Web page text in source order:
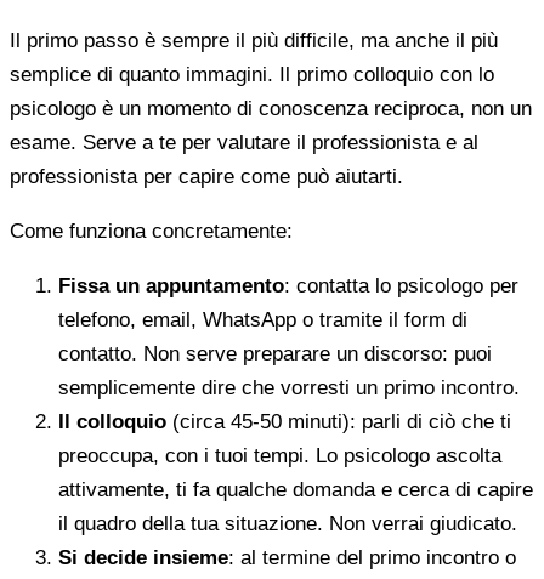
Il primo passo è sempre il più difficile, ma anche il più
semplice di quanto immagini. Il primo colloquio con lo
psicologo è un momento di conoscenza reciproca, non un
esame. Serve a te per valutare il professionista e al
professionista per capire come può aiutarti.
Come funziona concretamente:
Fissa un appuntamento: contatta lo psicologo per
telefono, email, WhatsApp o tramite il form di
contatto. Non serve preparare un discorso: puoi
semplicemente dire che vorresti un primo incontro.
Il colloquio (circa 45-50 minuti): parli di ciò che ti
preoccupa, con i tuoi tempi. Lo psicologo ascolta
attivamente, ti fa qualche domanda e cerca di capire
il quadro della tua situazione. Non verrai giudicato.
Si decide insieme: al termine del primo incontro o